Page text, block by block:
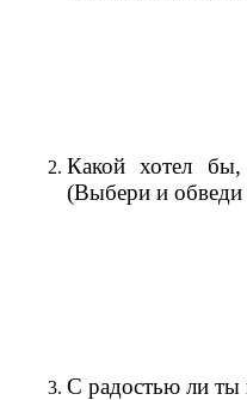
Какой хотел бы,
(Выбери и
С радостью ли